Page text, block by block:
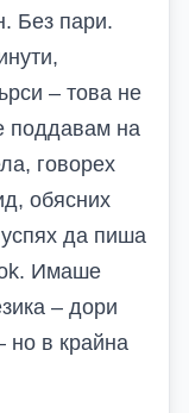
Без пари.
– това не
поддавам на
говорех
обясних
да пиша
Имаше
– дори
но в крайна